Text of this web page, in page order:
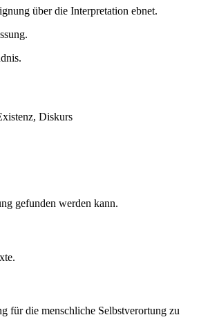
über die Interpretation ebnet.
Diskurs
gefunden werden kann.
für die menschliche Selbstverortung zu